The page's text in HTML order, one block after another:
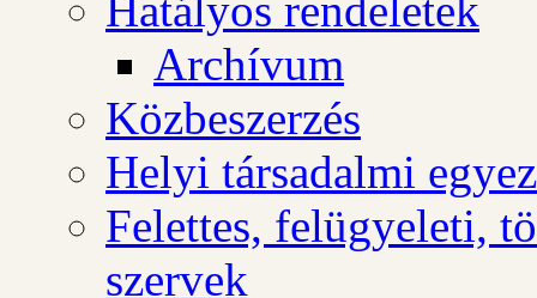
Hatályos rendeletek
Archívum
Közbeszerzés
Helyi társadalmi
Felettes, felügyeleti,
szervek